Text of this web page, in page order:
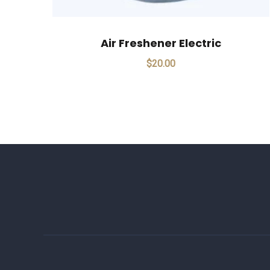
Air Freshener Electric
$20.00